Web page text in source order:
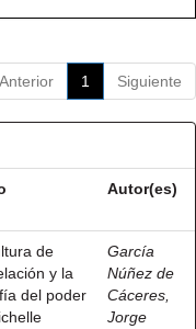
Anterior 1 Siguiente
Autor(es)
de
y la
del poder
García
Núñez de
Cáceres,
Jorge